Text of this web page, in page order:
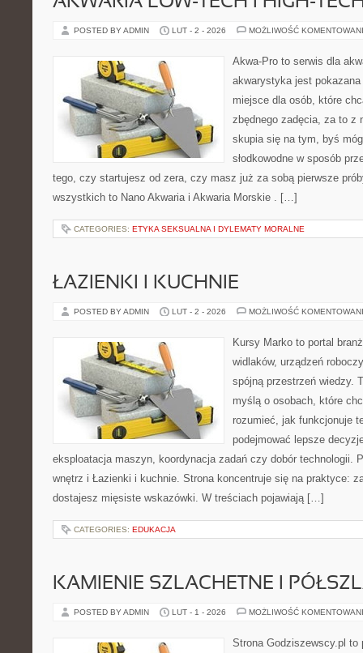
POSTED BY ADMIN LUT - 2 - 2026 MOŻLIWOŚĆ
Akwa-Pro to serwis dla
akwarystyka jest
miejsce dla osób, które
zbędnego zadęcia, za to z
skupia się na tym, byś
słodkowodne w sposób
tego, czy startujesz od zera, czy masz już za sobą pierwsze
wszystkich to Nano Akwaria i Akwaria Morskie . […]
CATEGORIES: ETYKA SEKSUALNA I DYLEMATY MORALNE
ŁAZIENKI I KUCHNIE
POSTED BY ADMIN LUT - 2 - 2026 MOŻLIWOŚĆ
Kursy Marko to portal
widlaków, urządzeń
spójną przestrzeń wiedzy.
myślą o osobach, które
rozumieć, jak funkcjonuje
podejmować lepsze
eksploatacja maszyn, koordynacja zadań czy dobór technologii.
wnętrz i Łazienki i kuchnie. Strona koncentruje się na praktyce:
dostajesz mięsiste wskazówki. W treściach pojawiają […]
CATEGORIES: EDUKACJA
KAMIENIE SZLACHETNE I
POSTED BY ADMIN LUT - 1 - 2026 MOŻLIWOŚĆ
Strona Godziszewscy.pl